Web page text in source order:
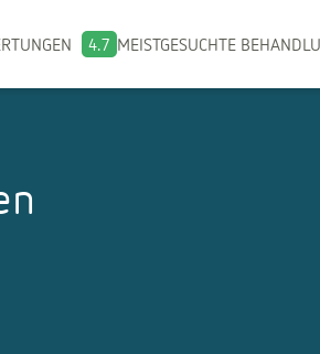
4.7 MEISTGESUCHTE